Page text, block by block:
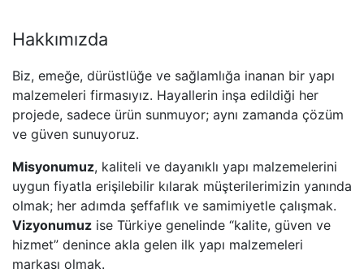
Hakkımızda
Biz, emeğe, dürüstlüğe ve sağlamlığa inanan bir yapı
malzemeleri firmasıyız. Hayallerin inşa edildiği her
projede, sadece ürün sunmuyor; aynı zamanda çözüm
ve güven sunuyoruz.
Misyonumuz, kaliteli ve dayanıklı yapı malzemelerini
uygun fiyatla erişilebilir kılarak müşterilerimizin yanında
olmak; her adımda şeffaflık ve samimiyetle çalışmak.
Vizyonumuz ise Türkiye genelinde “kalite, güven ve
hizmet” denince akla gelen ilk yapı malzemeleri
markası olmak.